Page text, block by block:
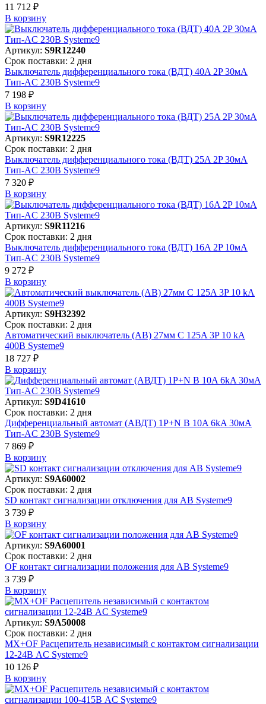
11 712 ₽
В корзинy
Артикул: S9R12240
Срок поставки: 2 дня
Выключатель дифференциального тока (ВДТ) 40A 2P 30мА
Тип-AC 230В Systeme9
7 198 ₽
В корзинy
Артикул: S9R12225
Срок поставки: 2 дня
Выключатель дифференциального тока (ВДТ) 25A 2P 30мА
Тип-AC 230В Systeme9
7 320 ₽
В корзинy
Артикул: S9R11216
Срок поставки: 2 дня
Выключатель дифференциального тока (ВДТ) 16A 2P 10мА
Тип-AC 230В Systeme9
9 272 ₽
В корзинy
Артикул: S9H32392
Срок поставки: 2 дня
Автоматический выключатель (АВ) 27мм C 125A 3P 10 kA
400В Systeme9
18 727 ₽
В корзинy
Артикул: S9D41610
Срок поставки: 2 дня
Дифференциальный автомат (АВДТ) 1P+N B 10A 6kA 30мА
Тип-AC 230В Systeme9
7 869 ₽
В корзинy
Артикул: S9A60002
Срок поставки: 2 дня
SD контакт сигнализации отключения для АВ Systeme9
3 739 ₽
В корзинy
Артикул: S9A60001
Срок поставки: 2 дня
OF контакт сигнализации положения для АВ Systeme9
3 739 ₽
В корзинy
Артикул: S9A50008
Срок поставки: 2 дня
MX+OF Расцепитель независимый с контактом сигнализации
12-24В AC Systeme9
10 126 ₽
В корзинy